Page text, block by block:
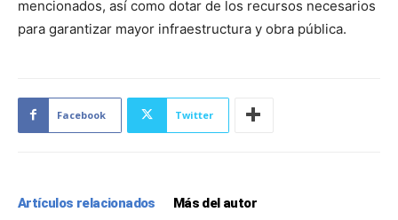
mencionados, así como dotar de los recursos necesarios
para garantizar mayor infraestructura y obra pública.
Facebook Twitter
Artículos relacionados Más del autor